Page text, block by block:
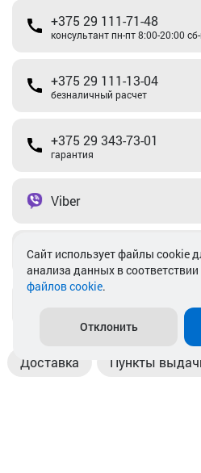
+375 29 111-71-48
консультант пн-пт 8:00-20:00
+375 29 111-13-04
безналичный расчет
+375 29 343-73-01
гарантия
Viber
Telegram
Доставка Пункты
Cайт использует файлы cookie
анализа данных в соответствии
файлов cookie.
Отклонить